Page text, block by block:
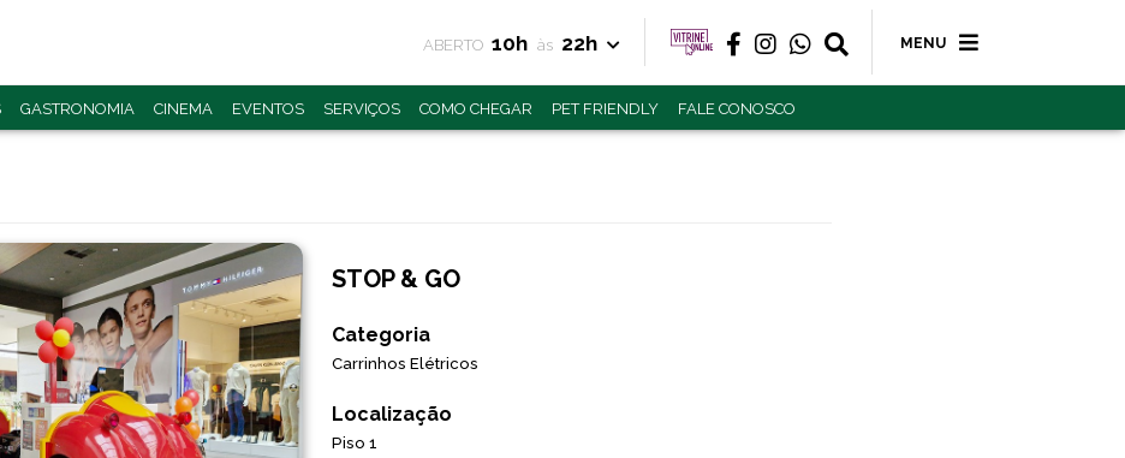
ABERTO 10h às 22h MENU
GASTRONOMIA CINEMA EVENTOS SERVIÇOS COMO CHEGAR PET FRIENDLY FALE CONOSCO
STOP & GO
Categoria
Carrinhos Elétricos
Localização
Piso 1